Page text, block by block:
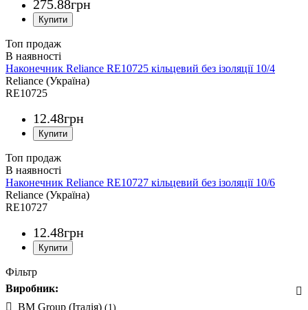
275.88грн
Топ продаж
Наконечник Reliance RE10725 кільцевий без ізоляції 10/4
Reliance (Україна)
RE10725
12.48грн
Топ продаж
Наконечник Reliance RE10727 кільцевий без ізоляції 10/6
Reliance (Україна)
RE10727
12.48грн
Фільтр
Виробник:
BM Group (Італія) (1)